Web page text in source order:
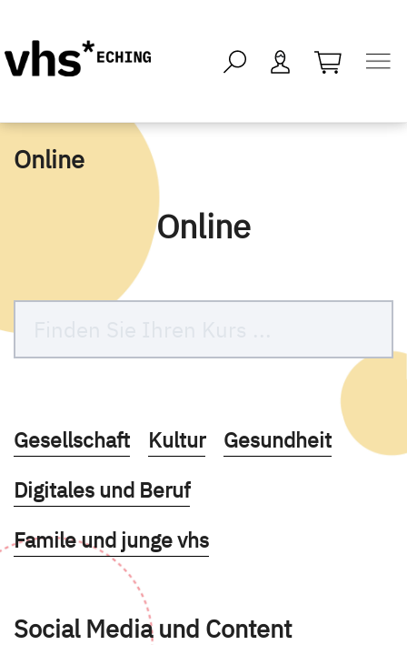
öffnen -
Online
Online
Kurse des folgenden Fachbereiches
Gesellschaft Kurse des folgenden
Kultur Kurse des
Gesundheit
Kurse des folgenden Fachbereiches
Digitales und Beruf
Kurse des folgenden Fachbereiches
Famile und junge vhs
Social Media und Content